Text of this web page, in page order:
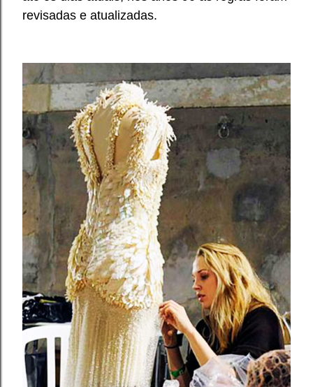
revisadas e atualizadas.